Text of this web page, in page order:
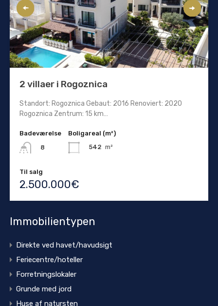
2 villaer i Rogoznica
Standort: Rogoznica Gebaut: 2016 Renoviert: 2020
Rogoznica Zentrum: 15 km…
Badeværelse
8
Boligareal (m²)
542 m²
Til salg
2.500.000€
Immobilientypen
Direkte ved havet/havudsigt
Feriecentre/hoteller
Forretningslokaler
Grunde med jord
Huse af natursten